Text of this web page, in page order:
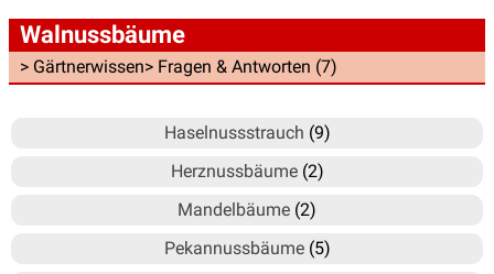
Walnussbäume
> Gärtnerwissen> Fragen & Antworten (7)
Haselnussstrauch (9)
Herznussbäume(2)
Mandelbäume (2)
Pekannussbäume(5)